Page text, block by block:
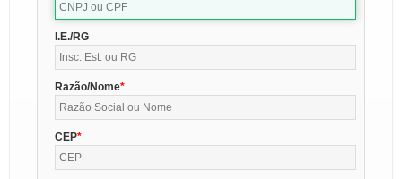
I.E./RG
Razão/Nome
CEP